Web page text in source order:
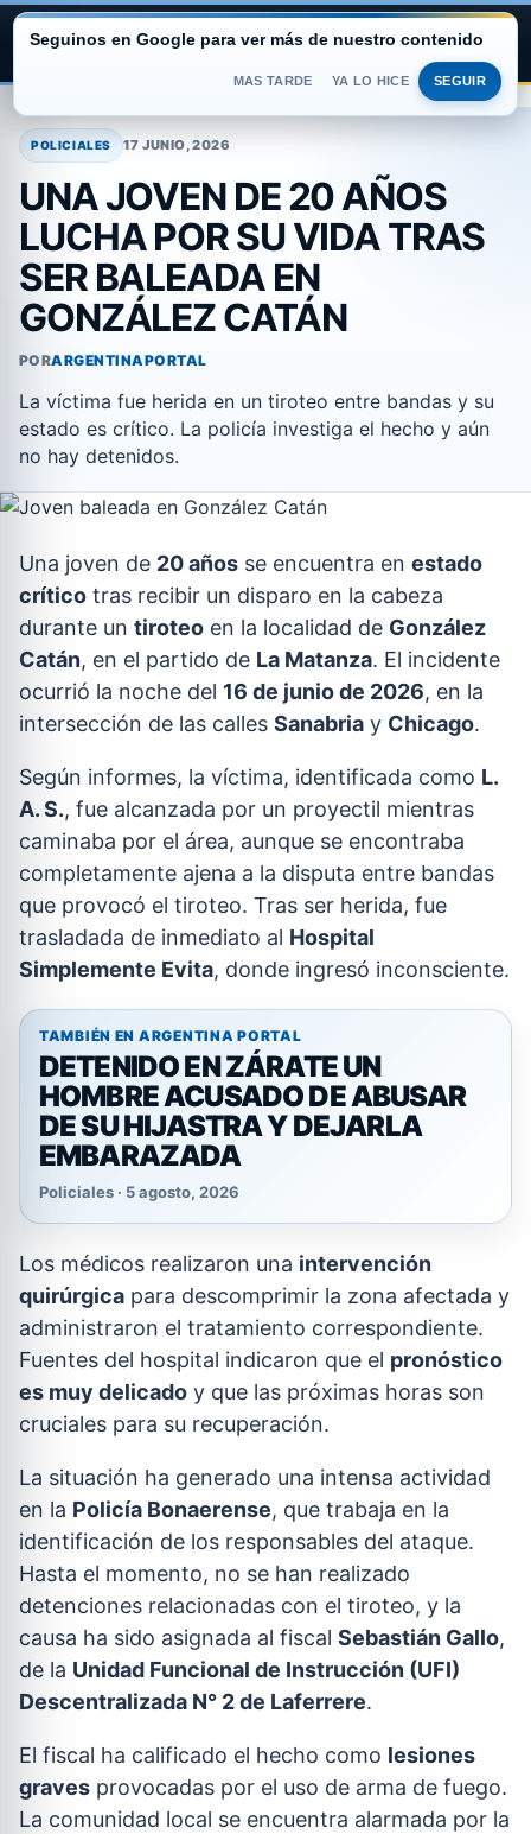
contenido
ARGENTINA PORTAL
POLICIALES 17 JUNIO, 2026
UNA JOVEN DE 20 AÑOS
LUCHA POR SU VIDA TRAS
SER BALEADA EN
GONZÁLEZ CATÁN
PORARGENTINAPORTAL
La víctima fue herida en un tiroteo entre bandas y su
estado es crítico. La policía investiga el hecho y aún
no hay detenidos.
Una joven de 20 años se encuentra en estado
crítico tras recibir un disparo en la cabeza
durante un tiroteo en la localidad de González
Catán, en el partido de La Matanza. El incidente
ocurrió la noche del 16 de junio de 2026, en la
intersección de las calles Sanabria y Chicago.
Según informes, la víctima, identificada como L.
A. S., fue alcanzada por un proyectil mientras
caminaba por el área, aunque se encontraba
completamente ajena a la disputa entre bandas
que provocó el tiroteo. Tras ser herida, fue
trasladada de inmediato al Hospital
Simplemente Evita, donde ingresó inconsciente.
TAMBIÉN EN ARGENTINA PORTAL
DETENIDO EN ZÁRATE UN
HOMBRE ACUSADO DE ABUSAR
DE SU HIJASTRA Y DEJARLA
EMBARAZADA
Policiales · 5 agosto, 2026
Los médicos realizaron una intervención
quirúrgica para descomprimir la zona afectada y
administraron el tratamiento correspondiente.
Fuentes del hospital indicaron que el pronóstico
es muy delicado y que las próximas horas son
cruciales para su recuperación.
La situación ha generado una intensa actividad
en la Policía Bonaerense, que trabaja en la
identificación de los responsables del ataque.
Hasta el momento, no se han realizado
detenciones relacionadas con el tiroteo, y la
causa ha sido asignada al fiscal Sebastián Gallo,
de la Unidad Funcional de Instrucción (UFI)
Descentralizada N° 2 de Laferrere.
El fiscal ha calificado el hecho como lesiones
graves provocadas por el uso de arma de fuego.
La comunidad local se encuentra alarmada por la
Seguinos en Google para ver más de nuestro contenido
MAS TARDE YA LO HICE SEGUIR